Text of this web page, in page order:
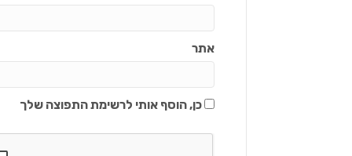
אתר
כן, הוסף אותי לרשימת התפוצה שלך